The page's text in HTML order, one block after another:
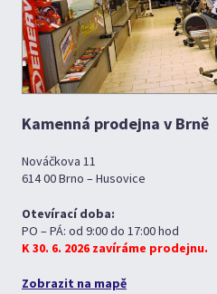
Kamenná prodejna v Brně
Nováčkova 11
614 00 Brno – Husovice
Otevírací doba:
PO – PÁ: od 9:00 do 17:00 hod
K 30. 6. 2026 zavíráme prodejnu.
Zobrazit na mapě